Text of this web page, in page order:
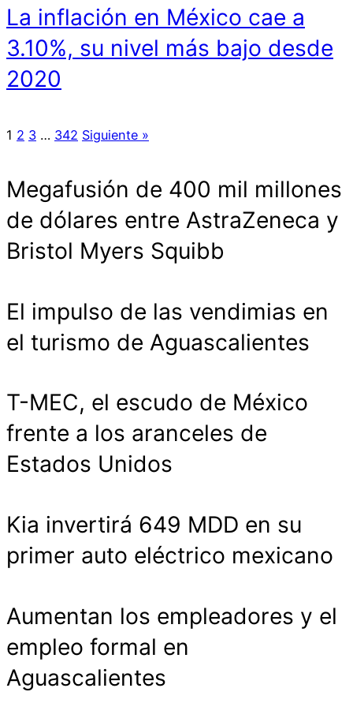
La inflación en México cae a
3.10%, su nivel más bajo desde
2020
1 2 3 … 342 Siguiente »
Megafusión de 400 mil millones
de dólares entre AstraZeneca y
Bristol Myers Squibb
El impulso de las vendimias en
el turismo de Aguascalientes
T-MEC, el escudo de México
frente a los aranceles de
Estados Unidos
Kia invertirá 649 MDD en su
primer auto eléctrico mexicano
Aumentan los empleadores y el
empleo formal en
Aguascalientes